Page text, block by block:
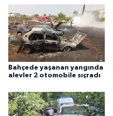
Bahçede yaşanan yangında
alevler 2 otomobile sıçradı